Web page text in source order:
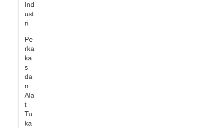
Ind
ust
ri
Pe
rka
ka
s
da
n
Ala
t
Tu
ka